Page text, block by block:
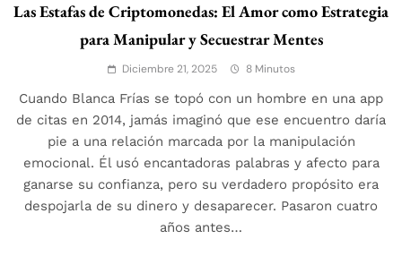
Las Estafas de Criptomonedas: El Amor como Estrategia
para Manipular y Secuestrar Mentes
Diciembre 21, 2025 8 Minutos
Cuando Blanca Frías se topó con un hombre en una app
de citas en 2014, jamás imaginó que ese encuentro daría
pie a una relación marcada por la manipulación
emocional. Él usó encantadoras palabras y afecto para
ganarse su confianza, pero su verdadero propósito era
despojarla de su dinero y desaparecer. Pasaron cuatro
años antes…